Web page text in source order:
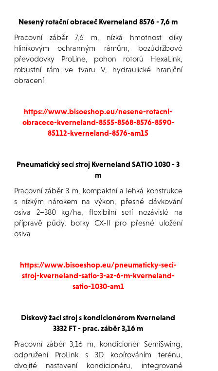
Nesený rotační obraceč Kverneland 8576 - 7,6 m
Pracovní záběr 7,6 m, nízká hmotnost díky
hliníkovým ochranným rámům, bezúdržbové
převodovky ProLine, pohon rotorů HexaLink,
robustní rám ve tvaru V, hydraulické hraniční
obracení
https://www.bisoeshop.eu/nesene-rotacni-
obracece-kverneland-8555-8568-8576-8590-
85112-kverneland-8576-am15
Pneumatický secí stroj Kverneland SATIO 1030 - 3
m
Pracovní záběr 3 m, kompaktní a lehká konstrukce
s nízkým nárokem na výkon, přesné dávkování
osiva 2–380 kg/ha, flexibilní setí nezávislé na
přípravě půdy, botky CX-II pro přesné uložení
osiva
https://www.bisoeshop.eu/pneumaticky-seci-
stroj-kverneland-satio-3-az-6-m-kverneland-
satio-1030-am1
Diskový žací stroj s kondicionérom Kverneland
3332 FT - prac. záběr 3,16 m
Pracovní záběr 3,16 m, kondicionér SemiSwing,
odpružení ProLink s 3D kopírováním terénu,
dvojité nastavení kondicionéru, integrované